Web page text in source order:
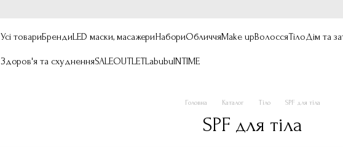
Усі товариБрендиLED маски, масажериНабориОбличчяMake upВолоссяТілоДім та
Здоров'я та схудненняSALEOUTLETLabubuINTIME
Головна Каталог Тіло SPF для тіла
SPF для тіла